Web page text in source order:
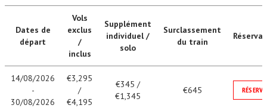
Dates de
départ
Vols
exclus
/
inclus
Supplément
individuel /
solo
Surclassement
du train
14/08/2026
-
30/08/2026
€3,295
/
€4,195
€345 /
€1,345
€645